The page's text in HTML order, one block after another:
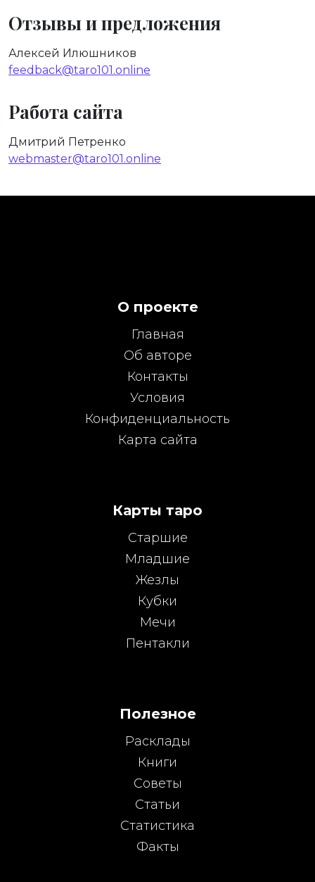
Отзывы и предложения
Алексей Илюшников
feedback@taro101.online
Работа сайта
Дмитрий Петренко
webmaster@taro101.online
О проекте
Главная
Об авторе
Контакты
Условия
Конфиденциальность
Карта сайта
Карты таро
Старшие
Младшие
Жезлы
Кубки
Мечи
Пентакли
Полезное
Расклады
Книги
Советы
Статьи
Статистика
Факты